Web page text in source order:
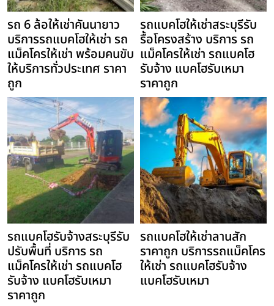
รถ 6 ล้อให้เช่าคันนายาว
บริการรถแบคโฮให้เช่า รถ
แม็คโครให้เช่า พร้อมคนขับ
ให้บริการทั่วประเทศ ราคา
ถูก
รถแบคโฮให้เช่าสระบุรีรับ
รื้อโครงสร้าง บริการ รถ
แม็คโครให้เช่า รถแบคโฮ
รับจ้าง แบคโฮรับเหมา
ราคาถูก
รถแบคโฮรับจ้างสระบุรีรับ
ปรับพื้นที่ บริการ รถ
แม็คโครให้เช่า รถแบคโฮ
รับจ้าง แบคโฮรับเหมา
ราคาถูก
รถแบคโฮให้เช่าลานสัก
ราคาถูก บริการรถแม็คโคร
ให้เช่า รถแบคโฮรับจ้าง
แบคโฮรับเหมา